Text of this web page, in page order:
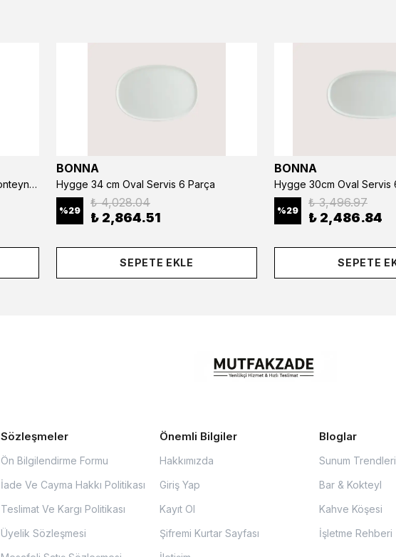
optimus mutfak supermıkser Bar Konteyner 6'lı 50×16×9 cm Kapaklı Polikarbon Organizer Bar & Kafe
BONNA
Hygge 34 cm Oval Servis 6 Parça
%29
₺ 4,028.04
₺ 2,864.51
SEPETE EKLE
BONNA
Hygge 30cm Oval Servis
%29
₺ 3,496.97
₺ 2,486.84
SEPETE
Sözleşmeler
Ön Bilgilendirme Formu
İade Ve Cayma Hakkı Politikası
Teslimat Ve Kargı Politikası
Üyelik Sözleşmesi
Önemli Bilgiler
Hakkımızda
Giriş Yap
Kayıt Ol
Şifremi Kurtar Sayfası
Bloglar
Sunum Trendleri
Bar & Kokteyl
Kahve Köşesi
İşletme Rehberi